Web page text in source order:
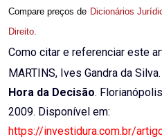
Compare preços de Dicionários
Direito.
Como citar e referenciar este
MARTINS, Ives Gandra da Silva.
Hora da Decisão.
2009. Disponível em:
https://investidura.com.br/